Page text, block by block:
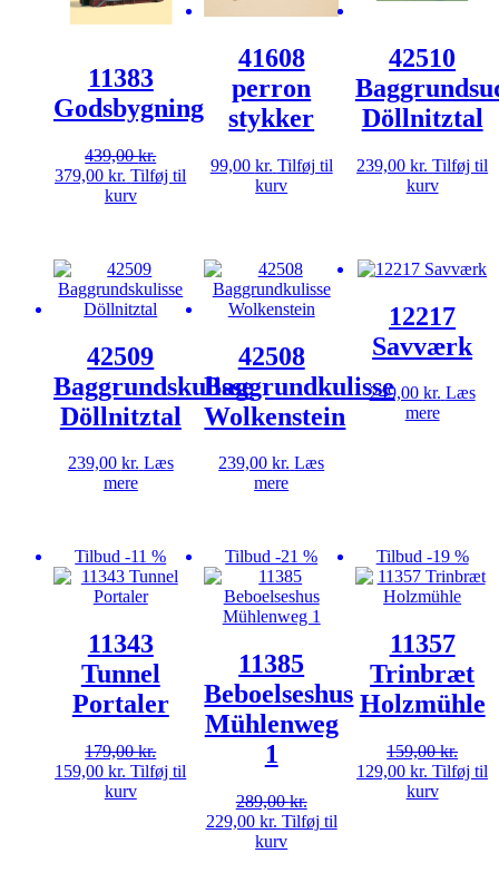
11383
Godsbygning
439,00kr.
Den
oprindelige
379,00kr. Den
aktuelle
Tilføj til
kurv
41608
perron
stykker
99,00 kr. Tilføj til
kurv
42510
Döllnitztal
239,00kr. Tilføj til
kurv
42509
Baggrundskulisse
Döllnitztal
239,00 kr. Læs
mere
42508
Baggrundkulisse
Wolkenstein
239,00kr. Læs
mere
12217
Savværk
249,00 kr. Læs
mere
Tilbud -11 %
11343
Tunnel
Portaler
179,00kr.
Den
oprindelige
159,00kr. Den
aktuelle
Tilføj til
kurv
Tilbud -21 %
11385
Beboelseshus
Mühlenweg
1
289,00kr.
Den
oprindelige
229,00 kr. Den
aktuelle
Tilføj til
kurv
Tilbud -19 %
11357
Trinbræt
Holzmühle
159,00kr.
Den
oprindelige
129,00kr. Den
aktuelle
Tilføj til
kurv